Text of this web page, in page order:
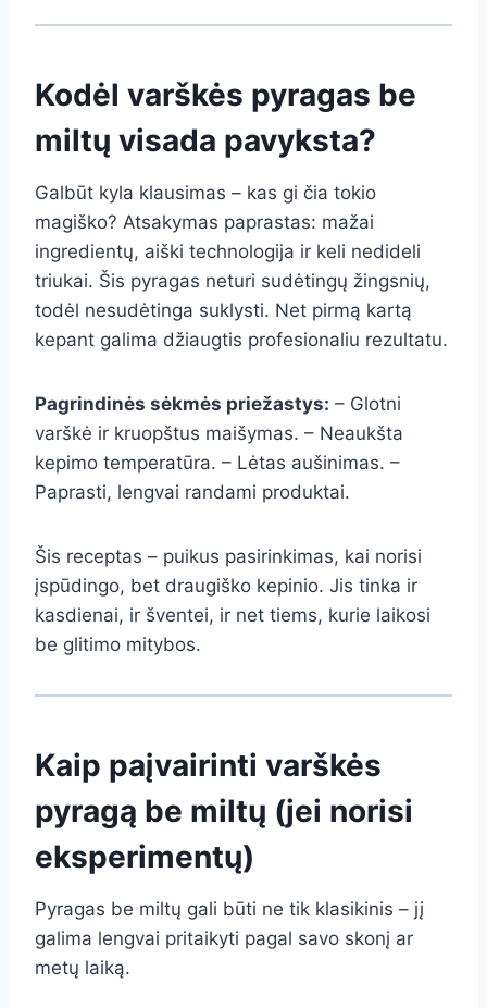
Kodėl varškės pyragas be
miltų visada pavyksta?
Galbūt kyla klausimas – kas gi čia tokio
magiško? Atsakymas paprastas: mažai
ingredientų, aiški technologija ir keli nedideli
triukai. Šis pyragas neturi sudėtingų žingsnių,
todėl nesudėtinga suklysti. Net pirmą kartą
kepant galima džiaugtis profesionaliu rezultatu.
Pagrindinės sėkmės priežastys: – Glotni
varškė ir kruopštus maišymas. – Neaukšta
kepimo temperatūra. – Lėtas aušinimas. –
Paprasti, lengvai randami produktai.
Šis receptas – puikus pasirinkimas, kai norisi
įspūdingo, bet draugiško kepinio. Jis tinka ir
kasdienai, ir šventei, ir net tiems, kurie laikosi
be glitimo mitybos.
Kaip paįvairinti varškės
pyragą be miltų (jei norisi
eksperimentų)
Pyragas be miltų gali būti ne tik klasikinis – jį
galima lengvai pritaikyti pagal savo skonį ar
metų laiką.